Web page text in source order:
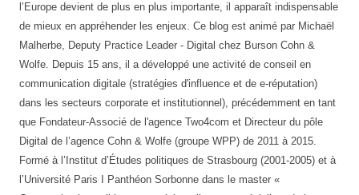
l’Europe devient de plus en plus importante, il apparaît indispensable
de mieux en appréhender les enjeux. Ce blog est animé par Michaël
Malherbe, Deputy Practice Leader - Digital chez Burson Cohn &
Wolfe. Depuis 15 ans, il a développé une activité de conseil en
communication digitale (stratégies d'influence et de e-réputation)
dans les secteurs corporate et institutionnel), précédemment en tant
que Fondateur-Associé de l'agence Two4com et Directeur du pôle
Digital de l’agence Cohn & Wolfe (groupe WPP) de 2011 à 2015.
Formé à l’Institut d’Études politiques de Strasbourg (2001-2005) et à
l’Université Paris I Panthéon Sorbonne dans le master «